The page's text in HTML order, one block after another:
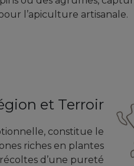
l’apiculture artisanale.
et Terroir
constitue le
riches en plantes
d’une pureté